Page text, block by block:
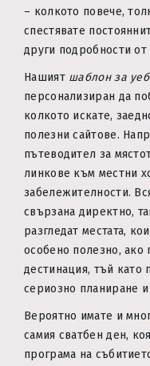
– колкото повече,
спестявате
други подробности
Нашият шаблон за
персонализиран да
колкото искате,
полезни сайтове.
пътеводител за
линкове към местни
забележителности.
свързана директно,
разгледат местата,
особено полезно, ако
дестинация, тъй като
сериозно планиране
Вероятно имате и
самия сватбен ден,
програма на